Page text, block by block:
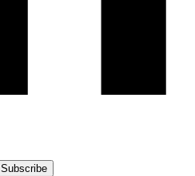
Subscribe